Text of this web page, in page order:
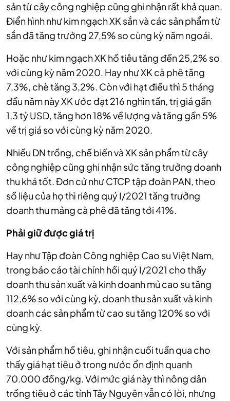
sản từ cây công nghiệp cũng ghi nhận rất khả quan.
Điển hình như kim ngạch XK sắn và các sản phẩm từ
sắn đã tăng trưởng 27,5% so cùng kỳ năm ngoái.
Hoặc như kim ngạch XK hồ tiêu tăng đến 25,2% so
với cùng kỳ năm 2020. Hay như XK cà phê tăng
7,3%, chè tăng 3,2%. Còn với hạt điều thì 5 tháng
đầu năm này XK ước đạt 216 nghìn tấn, trị giá gần
1,3 tỷ USD, tăng hơn 18% về lượng và tăng gần 5%
về trị giá so với cùng kỳ năm 2020.
Nhiều DN trồng, chế biến và XK sản phẩm từ cây
công nghiệp cũng ghi nhận sức tăng trưởng doanh
thu khá tốt. Đơn cử như CTCP tập đoàn PAN, theo
số liệu của họ thì riêng quý I/2021 tăng trưởng
doanh thu mảng cà phê đã tăng tới 41%.
Phải giữ được giá trị
Hay như Tập đoàn Công nghiệp Cao su Việt Nam,
trong báo cáo tài chính hồi quý I/2021 cho thấy
doanh thu sản xuất và kinh doanh mủ cao su tăng
112,6% so với cùng kỳ, doanh thu sản xuất và kinh
doanh các sản phẩm từ cao su tăng 120% so với
cùng kỳ.
Với sản phẩm hồ tiêu, ghi nhận cuối tuần qua cho
thấy giá hạt tiêu ở trong nước ổn định quanh
70.000 đồng/kg. Với mức giá này thì nông dân
trồng tiêu ở các tỉnh Tây Nguyên vẫn có lời, nhưng